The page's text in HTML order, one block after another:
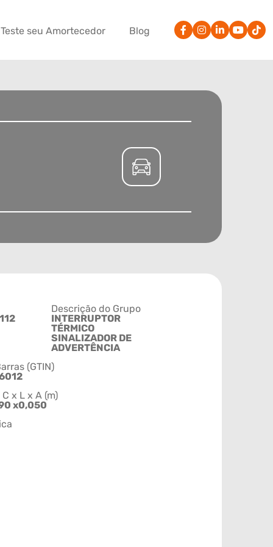
Teste seu Amortecedor Blog
Descrição do Grupo
INTERRUPTOR
TÉRMICO
SINALIZADOR DE
ADVERTÊNCIA
(GTIN)
x L x A (m)
x0,050